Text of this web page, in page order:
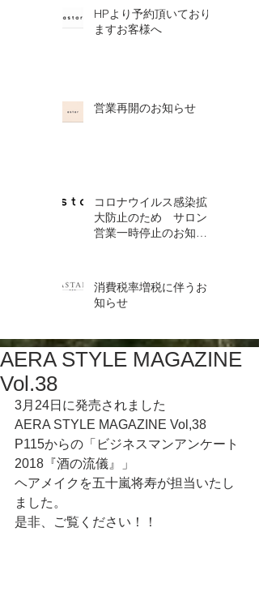
HPより予約頂いており
ますお客様へ
営業再開のお知らせ
コロナウイルス感染拡
大防止のため サロン
営業一時停止のお知ら
消費税率増税に伴うお
知らせ
AERA STYLE MAGAZINE
Vol.38
3月24日に発売されました
AERA STYLE MAGAZINE Vol,38
P115からの「ビジネスマンアンケート
2018『酒の流儀』」
ヘアメイクを五十嵐将寿が担当いたし
ました。
是非、ご覧ください！！